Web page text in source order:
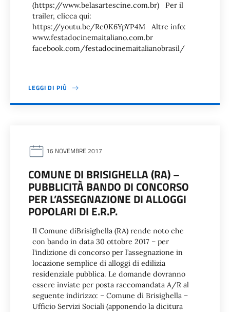
(https://www.belasartescine.com.br) Per il
trailer, clicca qui:
https://youtu.be/Rc0K6YpYP4M Altre info:
www.festadocinemaitaliano.com.br
facebook.com/festadocinemaitalianobrasil/
LEGGI DI PIÙ
16 NOVEMBRE 2017
COMUNE DI BRISIGHELLA (RA) –
PUBBLICITÀ BANDO DI CONCORSO
PER L’ASSEGNAZIONE DI ALLOGGI
POPOLARI DI E.R.P.
Il Comune diBrisighella (RA) rende noto che
con bando in data 30 ottobre 2017 – per
l’indizione di concorso per l’assegnazione in
locazione semplice di alloggi di edilizia
residenziale pubblica. Le domande dovranno
essere inviate per posta raccomandata A/R al
seguente indirizzo: – Comune di Brisighella –
Ufficio Servizi Sociali (apponendo la dicitura